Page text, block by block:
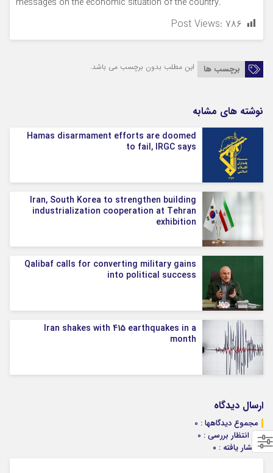
Post Views: ۷۸۶
برچسب ها این مطلب بدون برچسب می باشد.
نوشته های مشابه
Hamas disarmament efforts are doomed
to fail, IRGC says
Iran, South Korea to strengthen building
industrialization cooperation at Tehran
exhibition
Qalibaf calls for converting military gains
into political success
Iran shakes with 415 earthquakes in a
month
ارسال دیدگاه
مجموع دیدگاهها : 0
در انتظار بررسی : 0
انتشار یافته : ۰